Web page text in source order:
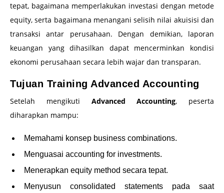
tepat, bagaimana memperlakukan investasi dengan metode
equity, serta bagaimana menangani selisih nilai akuisisi dan
transaksi antar perusahaan. Dengan demikian, laporan
keuangan yang dihasilkan dapat mencerminkan kondisi
ekonomi perusahaan secara lebih wajar dan transparan.
Tujuan Training Advanced Accounting
Setelah mengikuti Advanced Accounting, peserta
diharapkan mampu:
Memahami konsep business combinations.
Menguasai accounting for investments.
Menerapkan equity method secara tepat.
Menyusun consolidated statements pada saat